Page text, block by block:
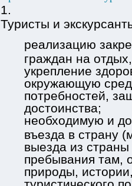
1.
Туристы и
реализацию
граждан на
укрепление
окружающую
потребностей,
достоинства;
необходимую и
въезда в страну
выезда из
пребывания там,
природы,
туристического